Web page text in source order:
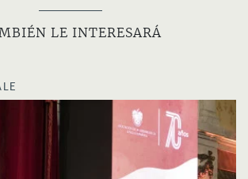
LE INTERESARÁ